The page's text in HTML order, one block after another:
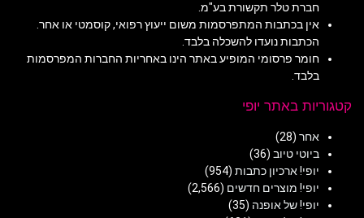
חברת טלר תקשורת בע"מ.
אין בכתבות המתפרסמות משום ייעוץ רפואי, קוסמטי או אחר.
הכתבות נועדו להשכלה בלבד.
חומר פרסומי המופיע באתר הינו באחריות החברות המפרסמות
בלבד.
קטגוריות באתר יופי
אחר (28)
ביוטי טיוב (36)
יופי! ארכיון כתבות (954)
יופי! מוצרים חדשים (2,566)
יופי! של אופנה (35)